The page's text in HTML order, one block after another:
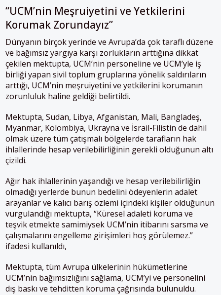
“UCM’nin Meşruiyetini ve Yetkilerini
Korumak Zorundayız”
Dünyanın birçok yerinde ve Avrupa’da çok taraflı düzene
ve bağımsız yargıya karşı zorlukların arttığına dikkat
çekilen mektupta, UCM’nin personeline ve UCM’yle iş
birliği yapan sivil toplum gruplarına yönelik saldırıların
arttığı, UCM’nin meşruiyetini ve yetkilerini korumanın
zorunluluk haline geldiği belirtildi.
Mektupta, Sudan, Libya, Afganistan, Mali, Bangladeş,
Myanmar, Kolombiya, Ukrayna ve İsrail-Filistin de dahil
olmak üzere tüm çatışmalı bölgelerde tarafların hak
ihlallerinde hesap verilebilirliğinin gerekli olduğunun altı
çizildi.
Ağır hak ihlallerinin yaşandığı ve hesap verilebilirliğin
olmadığı yerlerde bunun bedelini ödeyenlerin adalet
arayanlar ve kalıcı barış özlemi içindeki kişiler olduğunun
vurgulandığı mektupta, “Küresel adaleti koruma ve
teşvik etmekte samimiysek UCM’nin itibarını sarsma ve
çalışmalarını engelleme girişimleri hoş görülemez.”
ifadesi kullanıldı,
Mektupta, tüm Avrupa ülkelerinin hükümetlerine
UCM’nin bağımsızlığını sağlama, UCM’yi ve personelini
dış baskı ve tehditten koruma çağrısında bulunuldu.